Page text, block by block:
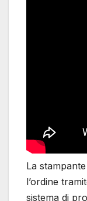
La
l’ordine
sistema di